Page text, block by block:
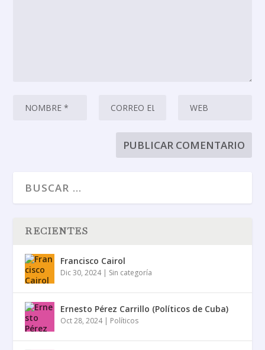
RECIENTES
Francisco Cairol
Dic 30, 2024| Sin categoría
Ernesto Pérez Carrillo (Políticos de Cuba)
Oct 28, 2024| Políticos